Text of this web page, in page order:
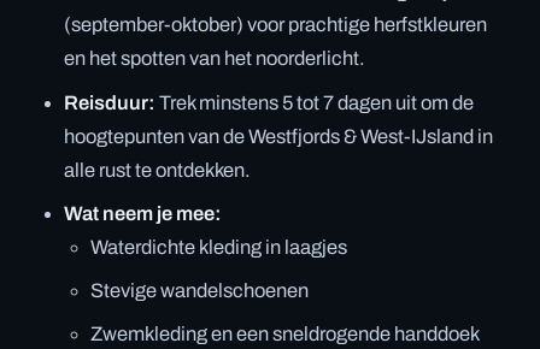
(september-oktober) voor prachtige herfstkleuren
en het spotten van het noorderlicht.
Reisduur: Trek minstens 5 tot 7 dagen uit om de
hoogtepunten van de Westfjords & West-IJsland in
alle rust te ontdekken.
Wat neem je mee:
Waterdichte kleding in laagjes
Stevige wandelschoenen
Zwemkleding en een sneldrogende handdoek